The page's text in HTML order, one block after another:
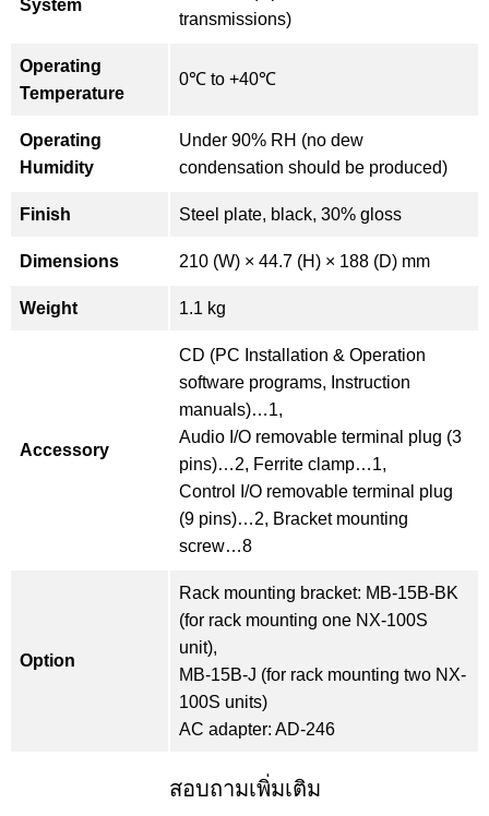
System
transmissions)
Operating
Temperature
0℃ to +40℃
Operating
Humidity
Under 90% RH (no dew
condensation should be produced)
Finish Steel plate, black, 30% gloss
Dimensions 210 (W) × 44.7 (H) × 188 (D) mm
Weight 1.1 kg
Accessory
CD (PC Installation & Operation
software programs, Instruction
manuals)…1,
Audio I/O removable terminal plug (3
pins)…2, Ferrite clamp…1,
Control I/O removable terminal plug
(9 pins)…2, Bracket mounting
screw…8
Option
Rack mounting bracket: MB-15B-BK
(for rack mounting one NX-100S
unit),
MB-15B-J (for rack mounting two NX-
100S units)
AC adapter: AD-246
สอบถามเพิ่มเติม